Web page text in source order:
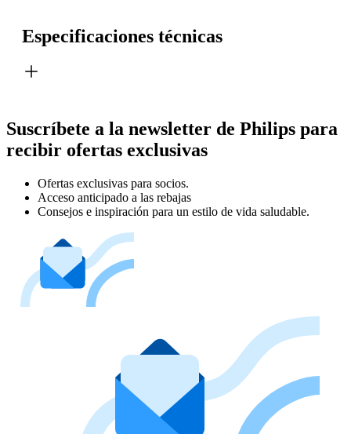
Especificaciones técnicas
Suscríbete a la newsletter de Philips para
recibir ofertas exclusivas
Ofertas exclusivas para socios.
Acceso anticipado a las rebajas
Consejos e inspiración para un estilo de vida saludable.